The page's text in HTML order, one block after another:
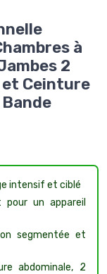
à
2
Ceinture
intensif et ciblé
un appareil
segmentée et
abdominale, 2